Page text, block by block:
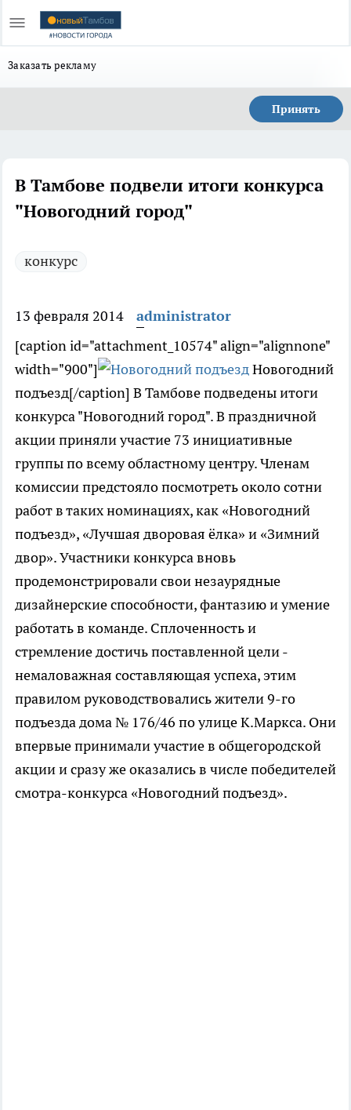
Заказать рекламу
Принять
В Тамбове подвели итоги конкурса
"Новогодний город"
конкурс
13 февраля 2014
administrator
[caption id="attachment_10574" align="alignnone"
width="900"]
Новогодний
подъезд[/caption] В Тамбове подведены итоги
конкурса "Новогодний город". В праздничной
акции приняли участие 73 инициативные
группы по всему областному центру. Членам
комиссии предстояло посмотреть около сотни
работ в таких номинациях, как «Новогодний
подъезд», «Лучшая дворовая ёлка» и «Зимний
двор». Участники конкурса вновь
продемонстрировали свои незаурядные
дизайнерские способности, фантазию и умение
работать в команде. Сплоченность и
стремление достичь поставленной цели -
немаловажная составляющая успеха, этим
правилом руководствовались жители 9-го
подъезда дома № 176/46 по улице К.Маркса. Они
впервые принимали участие в общегородской
акции и сразу же оказались в числе победителей
смотра-конкурса «Новогодний подъезд».